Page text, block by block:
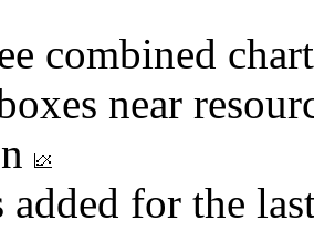
combined
near
added for the